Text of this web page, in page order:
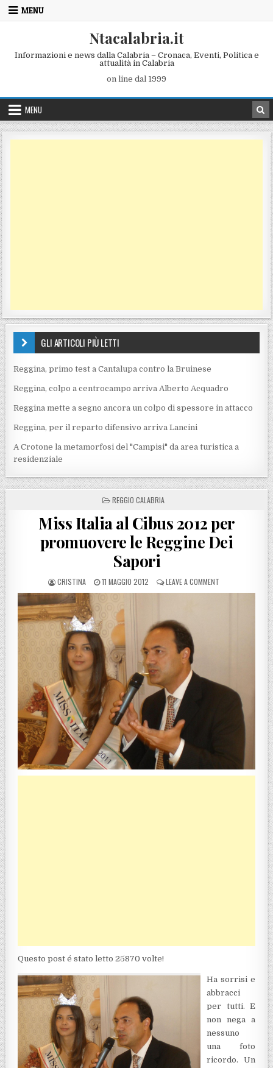
Skip to content
MENU
Ntacalabria.it
Informazioni e news dalla Calabria – Cronaca, Eventi, Politica e
attualità in Calabria
on line dal 1999
MENU
GLI ARTICOLI PIÙ LETTI
Reggina, primo test a Cantalupa contro la Bruinese
Reggina, colpo a centrocampo arriva Alberto Acquadro
Reggina mette a segno ancora un colpo di spessore in attacco
Reggina, per il reparto difensivo arriva Lancini
A Crotone la metamorfosi del "Campisi" da area turistica a
residenziale
POSTED IN
REGGIO CALABRIA
Miss Italia al Cibus 2012 per
promuovere le Reggine Dei
Sapori
POSTED BY
CRISTINA POSTED ON
11 MAGGIO 2012 LEAVE A COMMENTON MISS ITALIA
Questo post é stato letto 25870 volte!
Ha sorrisi e
abbracci
per tutti. E
non nega a
nessuno
una foto
ricordo. Un